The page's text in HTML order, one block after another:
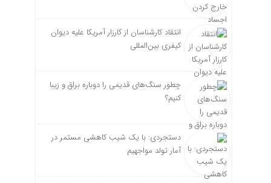
انتقاد کارشناسان از کارزار آمریکا علیه دیوان
کیفری بین‌المللی
چطور سنگ‌های قدیمی را دوباره براق و زیبا
کنیم؟
دستجردی: با یک شیب کاهشی مستمر در
آمار تولد مواجهیم